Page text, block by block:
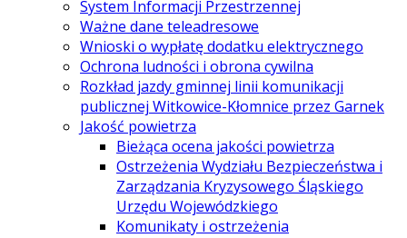
System Informacji Przestrzennej
Ważne dane teleadresowe
Wnioski o wypłatę dodatku elektrycznego
Ochrona ludności i obrona cywilna
Rozkład jazdy gminnej linii komunikacji
publicznej Witkowice-Kłomnice przez Garnek
Jakość powietrza
Bieżąca ocena jakości powietrza
Ostrzeżenia Wydziału Bezpieczeństwa i
Zarządzania Kryzysowego Śląskiego
Urzędu Wojewódzkiego
Komunikaty i ostrzeżenia